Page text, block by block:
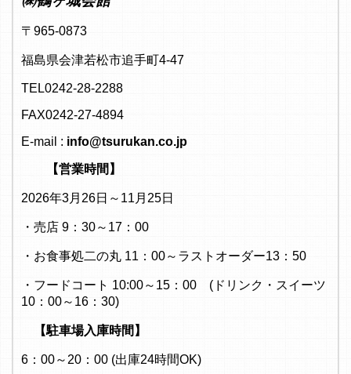
〒965-0873
福島県会津若松市追手町4-47
TEL0242-28-2288
FAX0242-27-4894
E-mail : info@tsurukan.co.jp
【営業時間】
2026年3月26日～11月25日
・売店 9：30～17：00
・お食事処二の丸 11：00～ラストオーダー13：50
・フードコート 10:00～15：00 (ドリンク・スイーツ
10：00～16：30)
【駐車場入庫時間】
6：00～20：00 (出庫24時間OK)